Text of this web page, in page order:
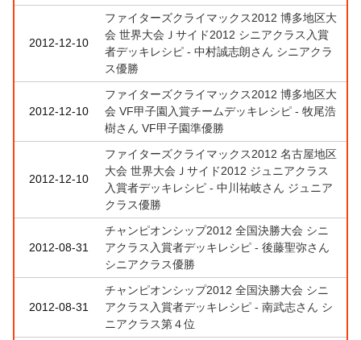
2012-12-10
ファイターズクライマックス2012 博多地区大
会 世界大会Ｊサイド2012 シニアクラス入賞
者デッキレシピ - 中村誠志朗さん シニアクラ
ス優勝
2012-12-10
ファイターズクライマックス2012 博多地区大
会 VF甲子園入賞チームデッキレシピ - 牧尾浩
樹さん VF甲子園準優勝
2012-12-10
ファイターズクライマックス2012 名古屋地区
大会 世界大会Ｊサイド2012 ジュニアクラス
入賞者デッキレシピ - 中川祐岐さん ジュニア
クラス優勝
2012-08-31
チャンピオンシップ2012 全国決勝大会 シニ
アクラス入賞者デッキレシピ - 後藤聖弥さん
シニアクラス優勝
2012-08-31
チャンピオンシップ2012 全国決勝大会 シニ
アクラス入賞者デッキレシピ - 南武志さん シ
ニアクラス第４位